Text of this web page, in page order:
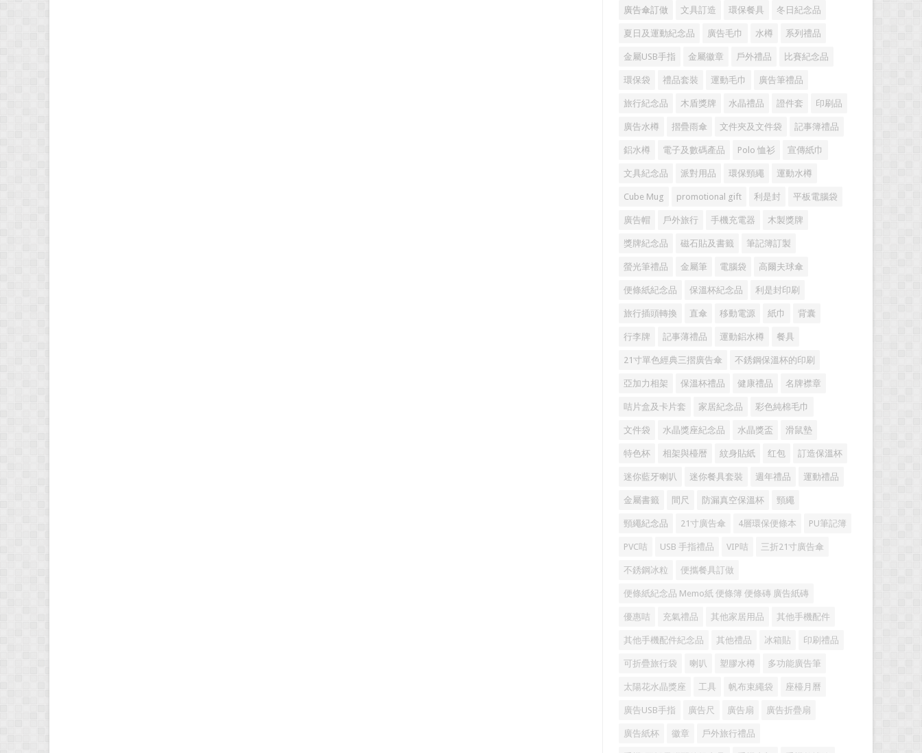
廣告傘訂做 文具訂造 環保餐具 冬日紀念品
夏日及運動紀念品 廣告毛巾 水樽 系列禮品
金屬USB手指 金屬徽章 戶外禮品 比賽紀念品
環保袋 禮品套裝 運動毛巾 廣告筆禮品
旅行紀念品 木盾獎牌 水晶禮品 證件套 印刷品
廣告水樽 摺疊雨傘 文件夾及文件袋 記事簿禮品
鋁水樽 電子及數碼產品 Polo 恤衫 宣傳紙巾
文具紀念品 派對用品 環保頸繩 運動水樽
Cube Mug promotional gift 利是封 平板電腦袋
廣告帽 戶外旅行 手機充電器 木製獎牌
獎牌紀念品 磁石貼及書籤 筆記簿訂製
螢光筆禮品 金屬筆 電腦袋 高爾夫球傘
便條紙紀念品 保溫杯紀念品 利是封印刷
旅行插頭轉換 直傘 移動電源 紙巾 背囊
行李牌 記事薄禮品 運動鋁水樽 餐具
21寸單色經典三摺廣告傘 不銹鋼保溫杯的印刷
亞加力相架 保溫杯禮品 健康禮品 名牌襟章
咭片盒及卡片套 家居紀念品 彩色純棉毛巾
文件袋 水晶獎座紀念品 水晶獎盃 滑鼠墊
特色杯 相架與檯暦 紋身貼紙 红包 訂造保溫杯
迷你藍牙喇叭 迷你餐具套裝 週年禮品 運動禮品
金屬書籤 間尺 防漏真空保溫杯 頸繩
頸繩紀念品 21寸廣告傘 4層環保便條本 PU筆記簿
PVC咭 USB 手指禮品 VIP咭 三折21寸廣告傘
不銹鋼冰粒 便攜餐具訂做
便條紙紀念品 Memo紙 便條簿 便條磚 廣告紙磚
優惠咭 充氣禮品 其他家居用品 其他手機配件
其他手機配件紀念品 其他禮品 冰箱貼 印刷禮品
可折疊旅行袋 喇叭 塑膠水樽 多功能廣告筆
太陽花水晶獎座 工具 帆布束繩袋 座檯月曆
廣告USB手指 廣告尺 廣告扇 廣告折疊扇
廣告紙杯 徽章 戶外旅行禮品